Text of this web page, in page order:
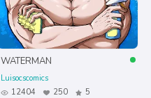
WATERMAN
Luisocscomics
12404
250 5